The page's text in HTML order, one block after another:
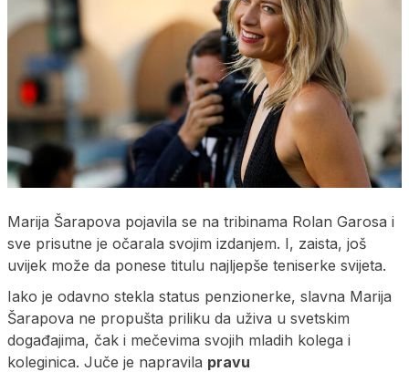
Marija Šarapova pojavila se na tribinama Rolan Garosa i
sve prisutne je očarala svojim izdanjem. I, zaista, još
uvijek može da ponese titulu najljepše teniserke svijeta.
Iako je odavno stekla status penzionerke, slavna Marija
Šarapova ne propušta priliku da uživa u svetskim
događajima, čak i mečevima svojih mladih kolega i
koleginica. Juče je napravila pravu